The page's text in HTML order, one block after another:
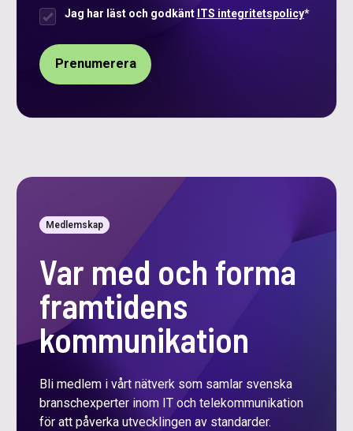
Samtycke*
Jag har läst och godkänt ITS integritetspolicy*
Medlemskap
Var med och forma
framtidens
kommunikation
Bli medlem i vårt nätverk som samlar svenska
branschexperter inom IT och telekommunikation
för att påverka utvecklingen av standarder.